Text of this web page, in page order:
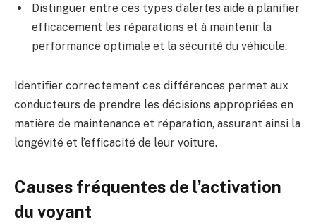
Distinguer entre ces types d’alertes aide à planifier
efficacement les réparations et à maintenir la
performance optimale et la sécurité du véhicule.
Identifier correctement ces différences permet aux
conducteurs de prendre les décisions appropriées en
matière de maintenance et réparation, assurant ainsi la
longévité et l’efficacité de leur voiture.
Causes fréquentes de l’activation
du voyant